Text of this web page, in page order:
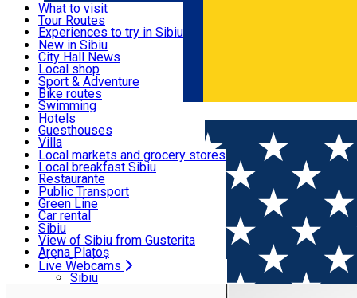
Română
Useful info
Activities & Adventure
Accommodation
Food, Drinks & Nightlife
Transport & Parking
Live Webcams
What to visit
Tour Routes
Experiences to try in Sibiu
Podcast
Culture
Museums
Churches
Parks, Zoo
County of Sibiu
New in Sibiu
City Hall News
Local shop
Sibiu artisans
Sibiul Verde
Public services
Education
How do I get to Sibiu
Tourist Info
Tour Guides
Guided tours
Publicații locale
Beauty salons
Sport & Adventure
Bike routes
Swimming
Riding
Indoor activities
Loc de joacă indoor
Loc de joacă outdoor
Ski
Ice skating
Yoga
Hotels
Guesthouses
Villa
Hostels
Motel
Camping
Renting rooms
Rooms for rent
Accommodation outside Sibiu
Local markets and grocery stores
Local breakfast Sibiu
Restaurante
Pizza
Fast Food
Coffee
Sweets
Pub, Bar
Night clubs
Bakeries
Public Transport
Green Line
Car rental
Rent a bike
Scooter rentals
Taxi
Ride Sharing
Parking tickets
Parking places
Sibiu
View of Sibiu from Gusterita
Arena Platoș
Live Webcams
Sibiu
View of Sibiu from Gusterita
Home City Hall News Plata taxelor și impozitelor